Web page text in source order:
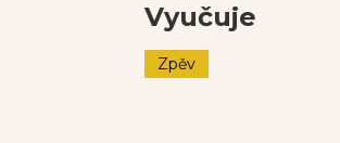
Vyučuje
Zpěv